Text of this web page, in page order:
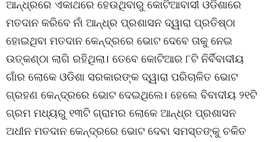
ଆନ୍ଧ୍ରରେ ଏକାଥରେ ହେଉଥିବାରୁ କୋଟିଆବାସୀ ଓଡିଶାରେ
ମତଦାନ କରିବେ ନାଁ ଆନ୍ଧ୍ର ପ୍ରଶାସନ ଦ୍ୱାରା ପ୍ରତିଷ୍ଠା
ହୋଇଥିବା ମତଦାନ କେନ୍ଦ୍ରରେ ଭୋଟ ଦେବେ ତାକୁ ନେଇ
ଉତ୍କଣ୍ଠା ଲାଗି ରହିଥିଲା। ତେବେ କୋଟିଆର ୮ଟି ନିର୍ବିବାଦୀୟ
ଗାଁର ଲୋକେ ଓଡିଶା ସରକାରଙ୍କ ଦ୍ୱାରା ପରିଚାଳିତ ଭୋଟ
ଗ୍ରହଣ କେନ୍ଦ୍ରରେ ଭୋଟ ଦେଇଥିଲେ। ହେଲେ ବିବାଦୀୟ ୨୧ଟି
ଗ୍ରମ ମଧ୍ୟରୁ ୧୩ଟି ଗ୍ରାମର ଲୋକେ ଆନ୍ଧ୍ର ପ୍ରଶାସନ
ଅଧୀନ ମତଦାନ କେନ୍ଦ୍ରରେ ଭୋଟ ଦେବା ସମସ୍ତଙ୍କୁ ଚକିତ